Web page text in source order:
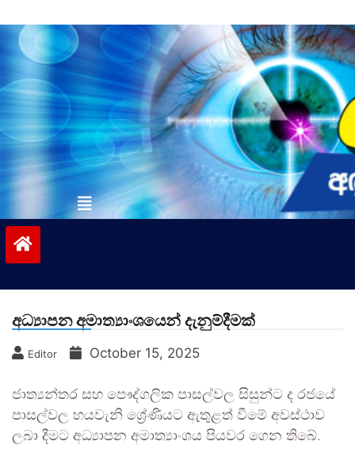
to
contentvinivida.lk
අධ්‍යාපන අමාත්‍යාංශයෙන් දැනුම්දීමක්
Editor October 15, 2025
ජාත්‍යන්තර සහ පෞද්ගලික පාසල්වල සිසුන්ට ද රජයේ
පාසල්වල හයවැනි ශ්‍රේණියට ඇතුළත් වීමේ අවස්ථාව
ලබා දීමට අධ්‍යාපන අමාත්‍යාංශය පියවර ගෙන තිබේ.